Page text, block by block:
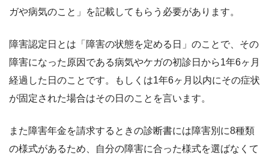
ガや病気のこと」を記載してもらう必要があります。
障害認定日とは「障害の状態を定める日」のことで、その
障害になった原因である病気やケガの初診日から1年6ヶ月
経過した日のことです。もしくは1年6ヶ月以内にその症状
が固定された場合はその日のことを言います。
また障害年金を請求するときの診断書には障害別に8種類
の様式があるため、自分の障害に合った様式を選ばなくて